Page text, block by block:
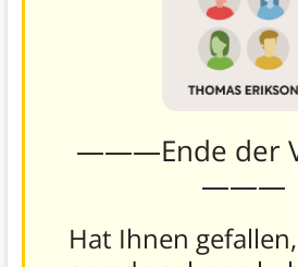
———Ende der
———
Hat Ihnen